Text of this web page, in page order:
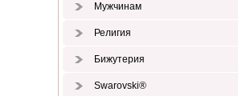
Мужчинам
Религия
Бижутерия
Swarovski®